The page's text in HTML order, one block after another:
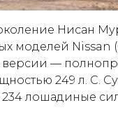
Нисан
моделей Nissan
—
249 л. С.
лошадиные